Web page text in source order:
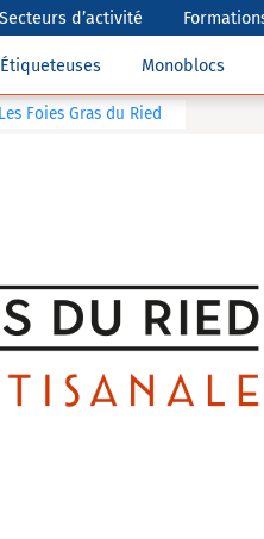
Secteurs d’activité
Étiqueteuses Monoblocs
Foies Gras du Ried